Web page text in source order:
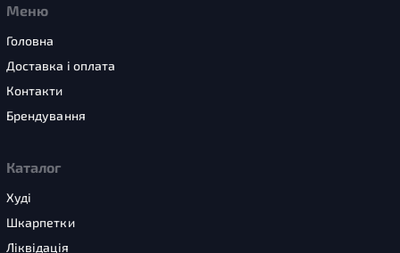
Меню
Головна
Доставка і оплата
Контакти
Брендування
Каталог
Худі
Шкарпетки
Ліквідація